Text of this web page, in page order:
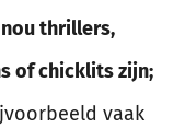
thrillers,
of chicklits zijn;
vaak